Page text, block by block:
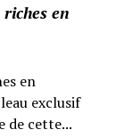
riches en
en
exclusif
de cette...